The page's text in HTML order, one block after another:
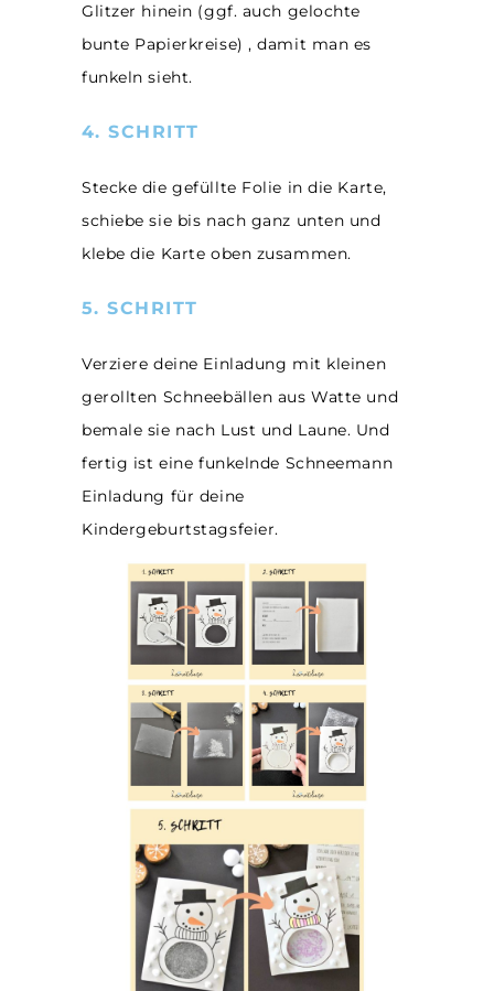
Glitzer hinein (ggf. auch gelochte
bunte Papierkreise) , damit man es
funkeln sieht.
4. SCHRITT
Stecke die gefüllte Folie in die Karte,
schiebe sie bis nach ganz unten und
klebe die Karte oben zusammen.
5. SCHRITT
Verziere deine Einladung mit kleinen
gerollten Schneebällen aus Watte und
bemale sie nach Lust und Laune. Und
fertig ist eine funkelnde Schneemann
Einladung für deine
Kindergeburtstagsfeier.